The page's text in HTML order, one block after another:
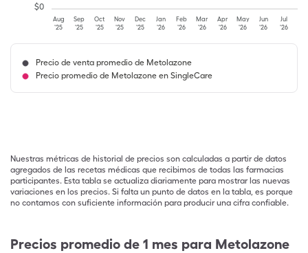
Aug
'25
Sep
'25
Oct
'25
Nov
'25
Dec
'25
Jan
'26
Feb
'26
Mar
'26
Apr
'26
May
'26
Jun
'26
Jul
'26
$0
Precio de venta promedio de Metolazone
Precio promedio de Metolazone en SingleCare
Nuestras métricas de historial de precios son calculadas a partir de datos
agregados de las recetas médicas que recibimos de todas las farmacias
participantes. Esta tabla se actualiza diariamente para mostrar las nuevas
variaciones en los precios. Si falta un punto de datos en la tabla, es porque
no contamos con suficiente información para producir una cifra confiable.
Precios promedio de 1 mes para Metolazone